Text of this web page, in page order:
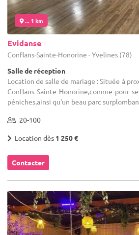
... 1 km
Evidanse
Conflans-Sainte-Honorine - Yvelines (78)
Salle de réception
Location de salle de mariage : Située à
Conflans Sainte Honorine,connue pour
péniches,ainsi qu'un beau parc
20-100
Location dès 1 250 €
Contacter